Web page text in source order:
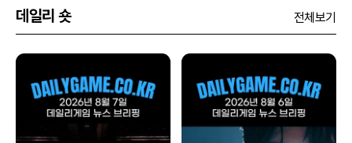
데일리 숏 전체보기